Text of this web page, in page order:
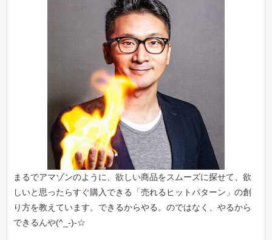
まるでアマゾンのように、欲しい商品をスムーズに探せて、欲
しいと思ったらすぐ購入できる「売れるヒットパターン 」の創
り方を教えています。できるからやる。のではなく、やるから
できるんや(^_-)-☆